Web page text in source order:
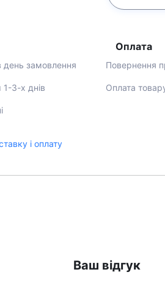
день замовлення
3-х днів
Оплата
Повернення
Оплата
і оплату
Ваш відгук